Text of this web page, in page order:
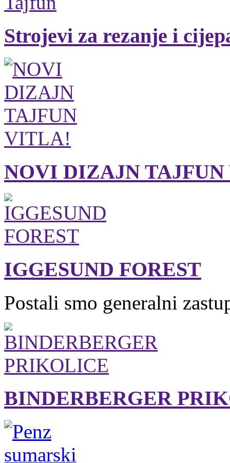
Strojevi za rezanje i
NOVI DIZAJN
IGGESUND FOREST
Postali smo generalni
BINDERBERGER